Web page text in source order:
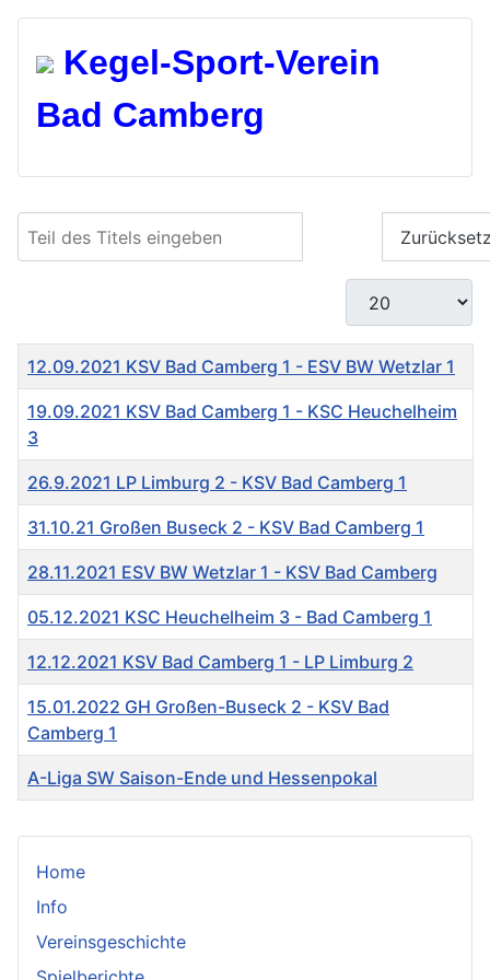
Home
Info
Vereinsgeschichte
Kegel-Sport-Verein
Bad Camberg
Anzeige #
Titel
12.09.2021 KSV Bad Camberg 1 - ESV BW Wetzlar 1
19.09.2021 KSV Bad Camberg 1 - KSC Heuchelheim
3
26.9.2021 LP Limburg 2 - KSV Bad Camberg 1
31.10.21 Großen Buseck 2 - KSV Bad Camberg 1
28.11.2021 ESV BW Wetzlar 1 - KSV Bad Camberg
05.12.2021 KSC Heuchelheim 3 - Bad Camberg 1
12.12.2021 KSV Bad Camberg 1 - LP Limburg 2
15.01.2022 GH Großen-Buseck 2 - KSV Bad
Camberg 1
A-Liga SW Saison-Ende und Hessenpokal